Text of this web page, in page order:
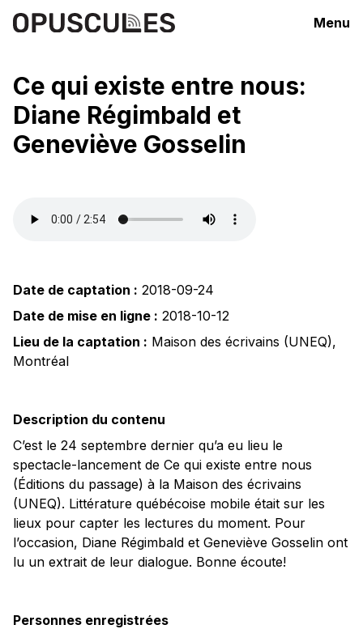
Menu
Ce qui existe entre nous:
Diane Régimbald et
Geneviève Gosselin
Date de captation : 2018-09-24
Date de mise en ligne : 2018-10-12
Lieu de la captation : Maison des écrivains (UNEQ),
Montréal
Description du contenu
C’est le 24 septembre dernier qu’a eu lieu le
spectacle-lancement de Ce qui existe entre nous
(Éditions du passage) à la Maison des écrivains
(UNEQ). Littérature québécoise mobile était sur les
lieux pour capter les lectures du moment. Pour
l’occasion, Diane Régimbald et Geneviève Gosselin ont
lu un extrait de leur dialogue. Bonne écoute!
Personnes enregistrées